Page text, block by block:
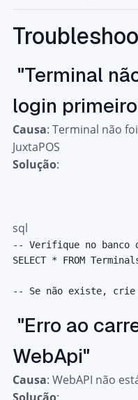
"Terminal
login
Causa: Terminal não
JuxtaPOS
Solução:
sql
-- Verifique no banco
SELECT * FROM
-- Se não existe, crie
"Erro ao
WebApi"
Causa: WebAPI não